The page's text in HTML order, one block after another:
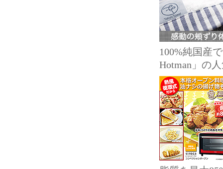
100%純国産
Hotman」の